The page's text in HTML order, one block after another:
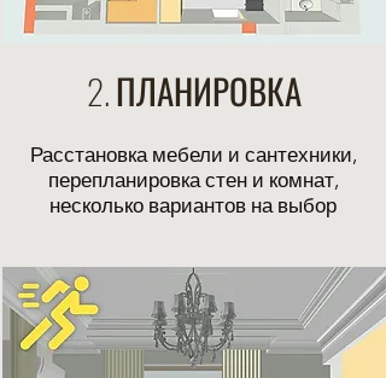
2. ПЛАНИРОВКА
Расстановка мебели и сантехники,
перепланировка стен и комнат,
несколько вариантов на выбор